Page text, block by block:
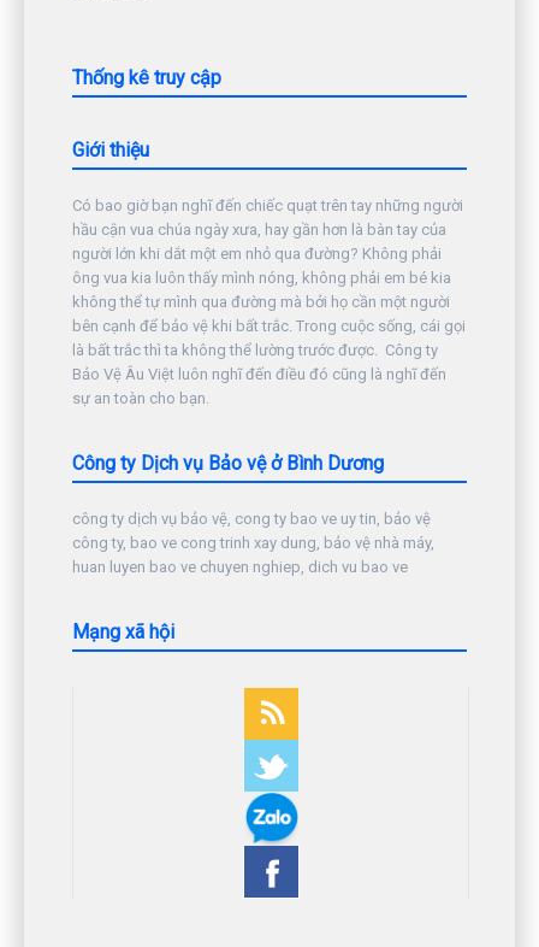
Thống kê truy cập
Giới thiệu
Có bao giờ bạn nghĩ đến chiếc quạt trên tay những người
hầu cận vua chúa ngày xưa, hay gần hơn là bàn tay của
người lớn khi dắt một em nhỏ qua đường? Không phải
ông vua kia luôn thấy mình nóng, không phải em bé kia
không thể tự mình qua đường mà bởi họ cần một người
bên cạnh để bảo vệ khi bất trắc. Trong cuộc sống, cái gọi
là bất trắc thì ta không thể lường trước được. Công ty
Bảo Vệ Âu Việt luôn nghĩ đến điều đó cũng là nghĩ đến
sự an toàn cho bạn.
Công ty Dịch vụ Bảo vệ ở Bình Dương
công ty dịch vụ bảo vệ, cong ty bao ve uy tin, bảo vệ
công ty, bao ve cong trinh xay dung, bảo vệ nhà máy,
huan luyen bao ve chuyen nghiep, dich vu bao ve
Mạng xã hội